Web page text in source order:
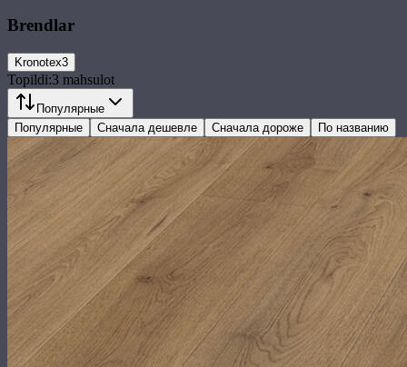
Brendlar
Kronotex3
Topildi:3 mahsulot
Популярные
Популярные
Сначала дешевле Сначала дороже По названию